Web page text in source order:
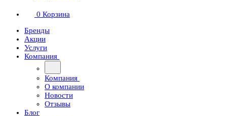
0 Корзина
Бренды
Акции
Услуги
Компания
Компания
О компании
Новости
Отзывы
Блог